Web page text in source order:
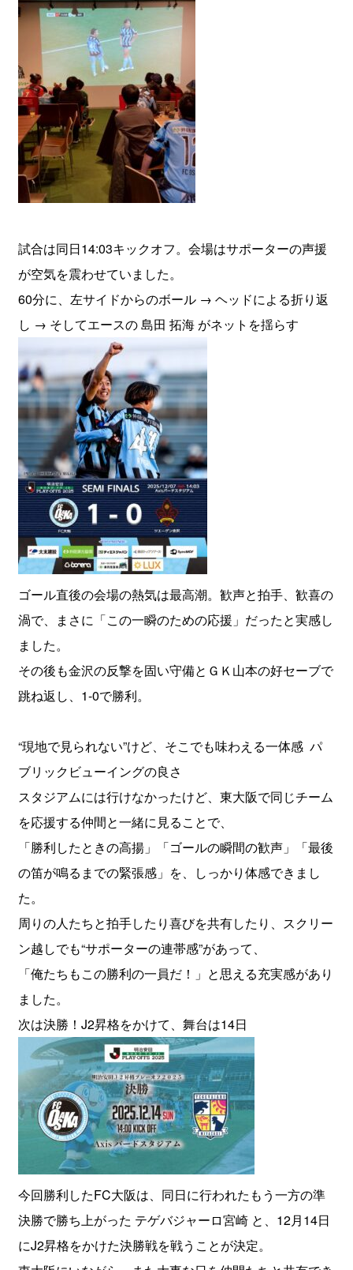
試合は同日14:03キックオフ。会場はサポーターの声援
が空気を震わせていました。
60分に、左サイドからのボール → ヘッドによる折り返
し → そしてエースの 島田 拓海 がネットを揺らす
ゴール直後の会場の熱気は最高潮。歓声と拍手、歓喜の
渦で、まさに「この一瞬のための応援」だったと実感し
ました。
その後も金沢の反撃を固い守備とＧＫ山本の好セーブで
跳ね返し、1-0で勝利。
“現地で見られない”けど、そこでも味わえる一体感 パ
ブリックビューイングの良さ
スタジアムには行けなかったけど、東大阪で同じチーム
を応援する仲間と一緒に見ることで、
「勝利したときの高揚」「ゴールの瞬間の歓声」「最後
の笛が鳴るまでの緊張感」を、しっかり体感できまし
た。
周りの人たちと拍手したり喜びを共有したり、スクリー
ン越しでも“サポーターの連帯感”があって、
「俺たちもこの勝利の一員だ！」と思える充実感があり
ました。
次は決勝！J2昇格をかけて、舞台は14日
今回勝利したFC大阪は、同日に行われたもう一方の準
決勝で勝ち上がった テゲバジャーロ宮崎 と、12月14日
にJ2昇格をかけた決勝戦を戦うことが決定。